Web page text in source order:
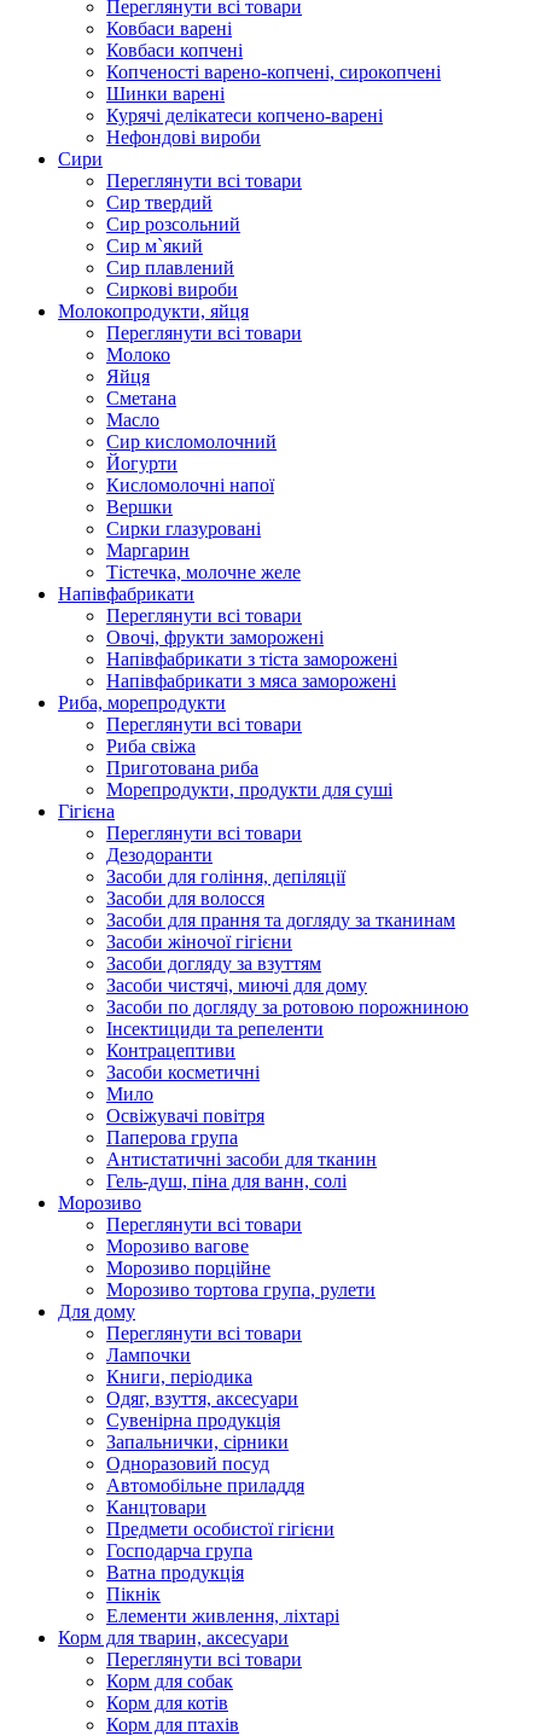
Переглянути всі товари
Ковбаси варені
Ковбаси копчені
Копченості варено-копчені, сирокопчені
Шинки варені
Курячі делікатеси копчено-варені
Нефондові вироби
Сири
Переглянути всі товари
Сир твердий
Сир розсольний
Сир м`який
Сир плавлений
Сиркові вироби
Молокопродукти, яйця
Переглянути всі товари
Молоко
Яйця
Сметана
Масло
Сир кисломолочний
Йогурти
Кисломолочні напої
Вершки
Сирки глазуровані
Маргарин
Тістечка, молочне желе
Напівфабрикати
Переглянути всі товари
Овочі, фрукти заморожені
Напівфабрикати з тіста заморожені
Напівфабрикати з мяса заморожені
Риба, морепродукти
Переглянути всі товари
Риба свіжа
Приготована риба
Морепродукти, продукти для суші
Гігієна
Переглянути всі товари
Дезодоранти
Засоби для гоління, депіляції
Засоби для волосся
Засоби для прання та догляду за тканинам
Засоби жіночої гігієни
Засоби догляду за взуттям
Засоби чистячі, миючі для дому
Засоби по догляду за ротовою порожниною
Інсектициди та репеленти
Контрацептиви
Засоби косметичні
Мило
Освіжувачі повітря
Паперова група
Антистатичні засоби для тканин
Гель-душ, піна для ванн, солі
Морозиво
Переглянути всі товари
Морозиво вагове
Морозиво порційне
Морозиво тортова група, рулети
Для дому
Переглянути всі товари
Лампочки
Книги, періодика
Одяг, взуття, аксесуари
Сувенірна продукція
Запальнички, сірники
Одноразовий посуд
Автомобільне приладдя
Канцтовари
Предмети особистої гігієни
Господарча група
Ватна продукція
Пікнік
Елементи живлення, ліхтарі
Корм для тварин, аксесуари
Переглянути всі товари
Корм для собак
Корм для котів
Корм для птахів